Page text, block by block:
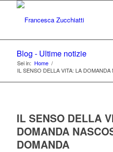
Blog - Ultime notizie
Sei in: Home /
IL SENSO DELLA VITA: LA
IL SENSO DELLA
DOMANDA
DOMANDA